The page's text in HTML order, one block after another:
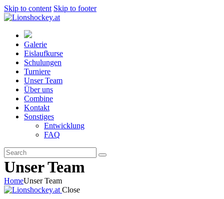
Skip to content Skip to footer
Galerie
Eislaufkurse
Schulungen
Turniere
Unser Team
Über uns
Combine
Kontakt
Sonstiges
Entwicklung
FAQ
Unser Team
HomeUnser Team
Close